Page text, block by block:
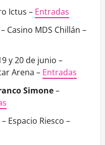
Ictus – Entradas
– Casino MDS Chillán –
y 20 de junio –
Arena – Entradas
Simone–
– Espacio Riesco –